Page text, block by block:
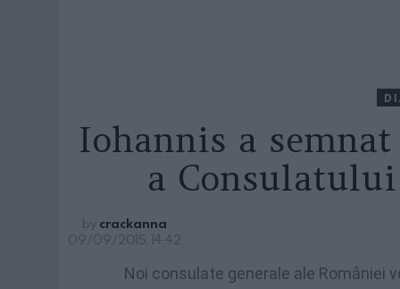
Iohannis a
a
by crackanna
09/09/2015, 14:42
Noi consulate generale ale României